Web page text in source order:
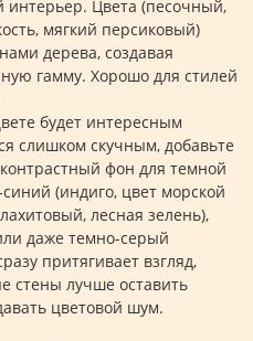
Цвета (песочный,
мягкий персиковый)
дерева, создавая
гамму. Хорошо для стилей
будет интересным
слишком скучным, добавьте
фон для темной
(индиго, цвет морской
лесная зелень),
даже темно-серый
притягивает взгляд,
стены лучше оставить
цветовой шум.